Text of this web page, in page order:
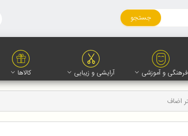
جستجو
فرهنگی و آموزشی آرایشی و زیبایی کالاها